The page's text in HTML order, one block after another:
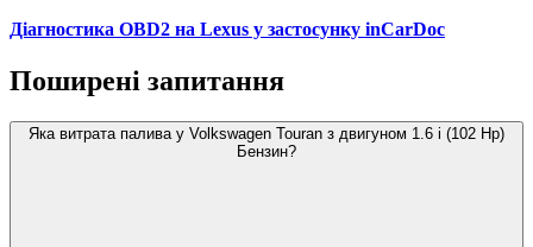
Діагностика OBD2 на Lexus у застосунку inCarDoc
Поширені запитання
Яка витрата палива у Volkswagen Touran з двигуном 1.6 i (102 Hp)
Бензин?